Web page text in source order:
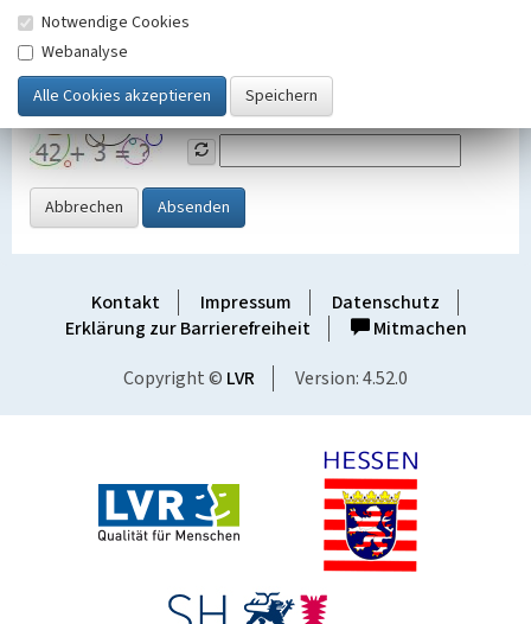
SicherheitsabfrageTragen Sie unten das Rechenergebnis aus der
Grafik ein
Abbrechen Absenden
Kontakt Impressum
Datenschutz
Erklärung zur Barrierefreiheit
Mitmachen
Copyright © LVR Version: 4.52.0
Notwendige Cookies
Webanalyse